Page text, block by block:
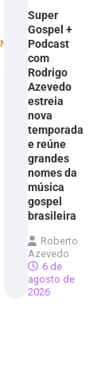
Super
Gospel +
Podcast
com
Rodrigo
Azevedo
estreia
nova
temporada
e reúne
grandes
nomes da
música
gospel
brasileira
Roberto
Azevedo
6 de
agosto de
2026